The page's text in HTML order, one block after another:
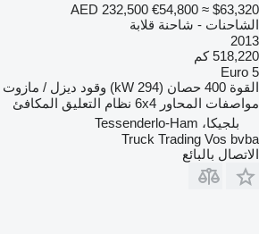
AED 232,500 €54,800 ≈ $63,320
الشاحنات - شاحنة قلابة
2013
518,220 كم
Euro 5
القوة 400 حصان (294 kW) وقود ديزل / مازوت
مواصفات المحاور 6x4 نظام التعليق المكافئ
بلجيكا، Tessenderlo-Ham
Truck Trading Vos bvba
الاتصال بالبائع